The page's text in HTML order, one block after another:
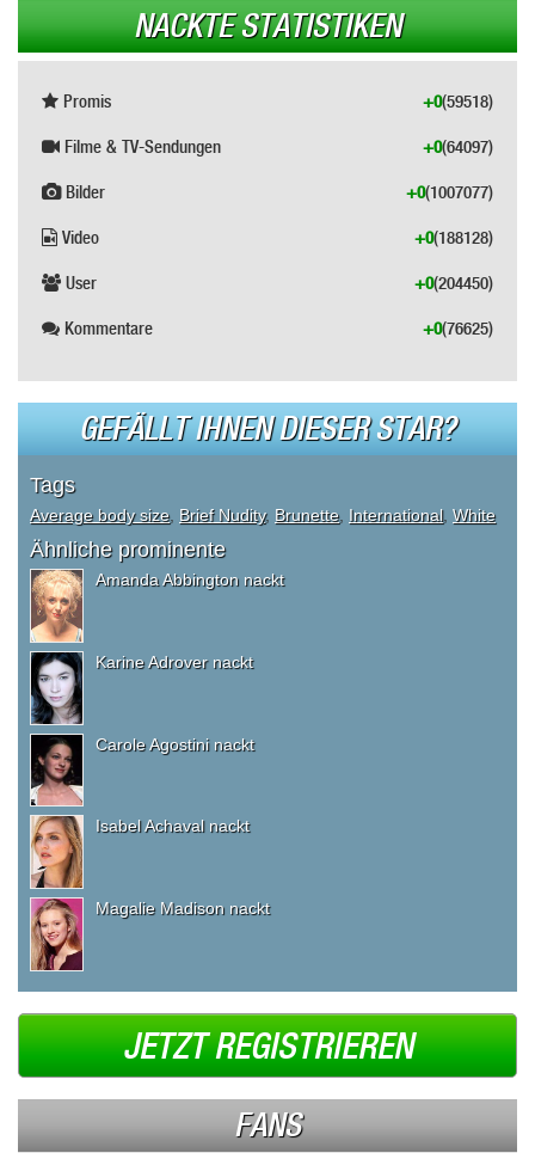
NACKTE STATISTIKEN
Promis (59518)
+0
Filme & TV-Sendungen (64097)
+0
Bilder (1007077)
+0
Video (188128)
+0
User (204450)
+0
Kommentare (76625)
+0
GEFÄLLT IHNEN DIESER STAR?
Tags
Average body size, Brief Nudity, Brunette, International, White
Ähnliche prominente
Amanda Abbington nackt
Karine Adrover nackt
Carole Agostini nackt
Isabel Achaval nackt
Magalie Madison nackt
JETZT REGISTRIEREN
FANS